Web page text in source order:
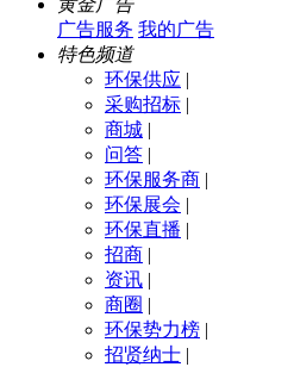
黄金广告
广告服务 我的广告
特色频道
环保供应 |
采购招标 |
商城 |
问答 |
环保服务商 |
环保展会 |
环保直播 |
招商 |
资讯 |
商圈 |
环保势力榜 |
招贤纳士 |